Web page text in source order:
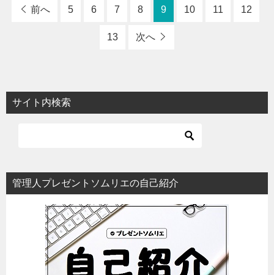
前へ 5 6 7 8 9 10 11 12
13 次へ
サイト内検索
管理人プレゼントソムリエの自己紹介